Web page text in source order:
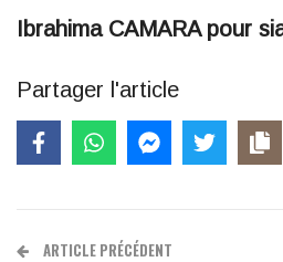
Ibrahima CAMARA pour
Partager l'article
ARTICLE PRÉCÉDENT